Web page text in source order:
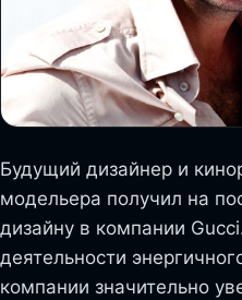
Будущий дизайнер и
модельера получил на
дизайну в компании
деятельности
компании значительно